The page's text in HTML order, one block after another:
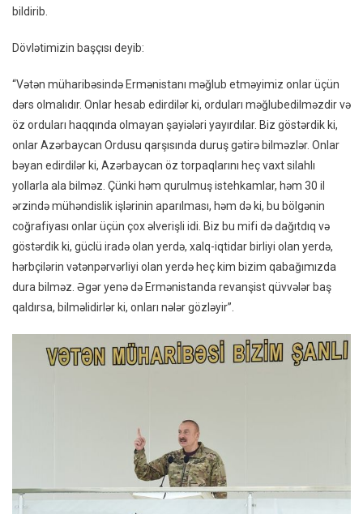
bildirib.
Dövlətimizin başçısı deyib:
“Vətən müharibəsində Ermənistanı məğlub etməyimiz onlar üçün
dərs olmalıdır. Onlar hesab edirdilər ki, orduları məğlubedilməzdir və
öz orduları haqqında olmayan şayiələri yayırdılar. Biz göstərdik ki,
onlar Azərbaycan Ordusu qarşısında duruş gətirə bilməzlər. Onlar
bəyan edirdilər ki, Azərbaycan öz torpaqlarını heç vaxt silahlı
yollarla ala bilməz. Çünki həm qurulmuş istehkamlar, həm 30 il
ərzində mühəndislik işlərinin aparılması, həm də ki, bu bölgənin
coğrafiyası onlar üçün çox əlverişli idi. Biz bu mifi də dağıtdıq və
göstərdik ki, güclü iradə olan yerdə, xalq-iqtidar birliyi olan yerdə,
hərbçilərin vətənpərvərliyi olan yerdə heç kim bizim qabağımızda
dura bilməz. Əgər yenə də Ermənistanda revanşist qüvvələr baş
qaldırsa, bilməlidirlər ki, onları nələr gözləyir”.